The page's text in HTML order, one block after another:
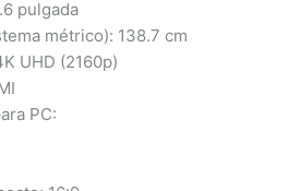
pulgada
métrico): 138.7 cm
UHD (2160p)
PC: